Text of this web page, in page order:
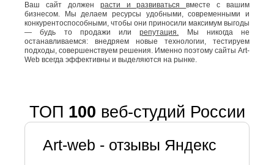
Ваш сайт должен расти и развиватьсявместе с вашим
бизнесом. Мы делаем ресурсы удобными, современными и
конкурентоспособными, чтобы они приносили максимум выгоды
— будь то продажи илирепутация. Мы никогда не
останавливаемся: внедряем новые технологии, тестируем
подходы, совершенствуем решения. Именно поэтому сайты Art-
Web всегда эффективны и выделяются на рынке.
ТОП 100 веб-студий России
Art-web - отзывы Яндекс